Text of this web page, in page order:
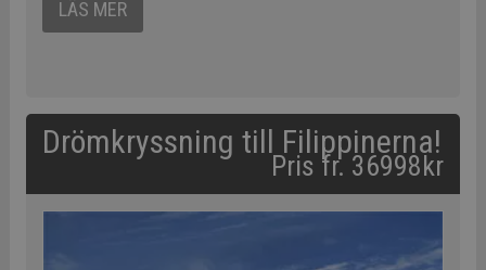
LÄS MER
Drömkryssning till Filippinerna!
Pris fr. 36998kr